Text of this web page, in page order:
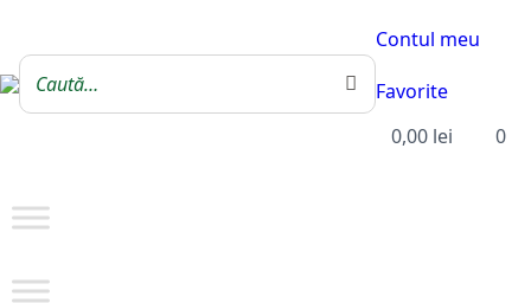
Contul meu
Favorite
0,00 lei 0